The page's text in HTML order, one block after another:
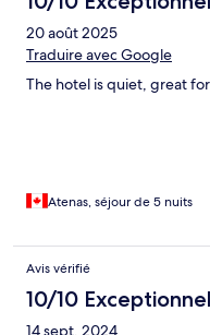
20 août 2025
Traduire avec Google
The hotel is quiet, great
Atenas, séjour de 5 nuits
Avis vérifié
10/10 Exceptionnel
14 sept. 2024